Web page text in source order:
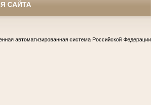
САЙТА
автоматизированная система Российской